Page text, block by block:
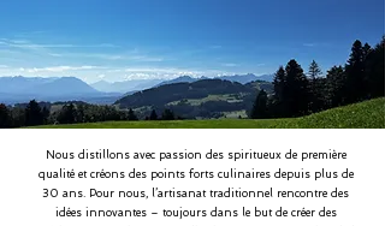
Nous distillons avec passion des spiritueux de première
qualité et créons des points forts culinaires depuis plus de
30 ans. Pour nous, l’artisanat traditionnel rencontre des
idées innovantes – toujours dans le but de créer des